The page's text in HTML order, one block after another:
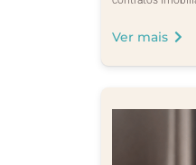
Ver mais